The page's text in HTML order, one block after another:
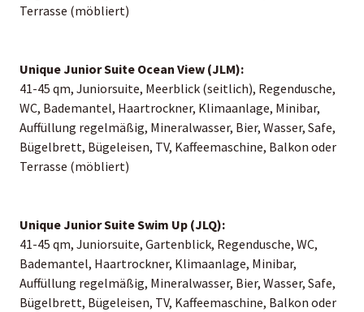
Terrasse (möbliert)
Unique Junior Suite Ocean View (JLM):
41-45 qm, Juniorsuite, Meerblick (seitlich), Regendusche,
WC, Bademantel, Haartrockner, Klimaanlage, Minibar,
Auffüllung regelmäßig, Mineralwasser, Bier, Wasser, Safe,
Bügelbrett, Bügeleisen, TV, Kaffeemaschine, Balkon oder
Terrasse (möbliert)
Unique Junior Suite Swim Up (JLQ):
41-45 qm, Juniorsuite, Gartenblick, Regendusche, WC,
Bademantel, Haartrockner, Klimaanlage, Minibar,
Auffüllung regelmäßig, Mineralwasser, Bier, Wasser, Safe,
Bügelbrett, Bügeleisen, TV, Kaffeemaschine, Balkon oder